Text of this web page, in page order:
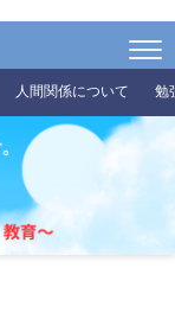
人間関係について 勉